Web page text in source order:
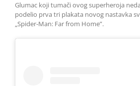
Glumac koji tumači ovog superheroja
podelio prva tri plakata novog nastavka
„Spider-Man: Far from Home”.